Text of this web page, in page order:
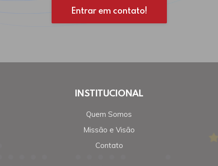
Entrar em contato!
INSTITUCIONAL
Quem Somos
Missão e Visão
Contato